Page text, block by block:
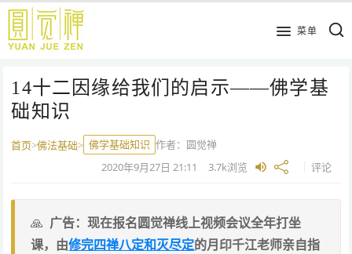
跳
主
菜单
14十二因缘给我们的启示——佛学基
础知识
首页>佛法基础> 佛学基础知识 作者： 圆觉禅
2020年9月27日 21:11 3.7k浏览 评论
广告：现在报名圆觉禅线上视频会议全年打坐
课，由修完四禅八定和灭尽定的月印千江老师亲自指